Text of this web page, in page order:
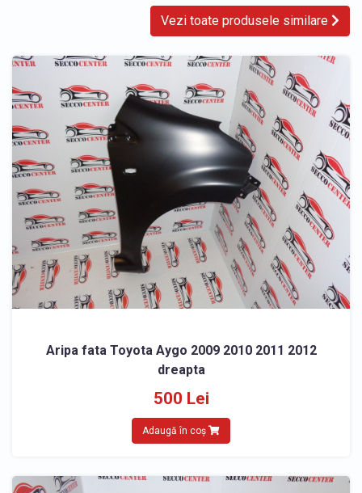
Vezi toate produsele similare
Aripa fata Toyota Aygo 2009 2010 2011 2012
dreapta
500 Lei
Adaugă în coș